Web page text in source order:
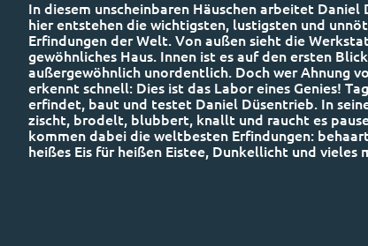
In diesem unscheinbaren Häuschen arbeitet Daniel
hier entstehen die wichtigsten, lustigsten und
Erfindungen der Welt. Von außen sieht die
gewöhnliches Haus. Innen ist es auf den ersten
außergewöhnlich unordentlich. Doch wer Ahnung
erkennt schnell: Dies ist das Labor eines Genies!
erfindet, baut und testet Daniel Düsentrieb. In
zischt, brodelt, blubbert, knallt und raucht es
kommen dabei die weltbesten Erfindungen:
heißes Eis für heißen Eistee, Dunkellicht und vieles